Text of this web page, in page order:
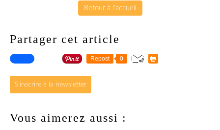
Retour à l'accueil
Partager cet article
Repost 0
S'inscrire à la newsletter
Vous aimerez aussi :